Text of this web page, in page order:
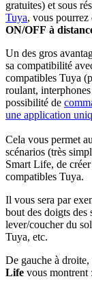
gratuites) et sous
Tuya, vous pourrez
ON/OFF à
Un des gros
sa compatibilité
compatibles Tuya
roulant,
possibilité de
une application
Cela vous permet
scénarios (très
Smart Life, de
compatibles Tuya.
Il vous sera par
bout des doigts des
lever/coucher du
Tuya, etc.
De gauche à
Life vous montrent :